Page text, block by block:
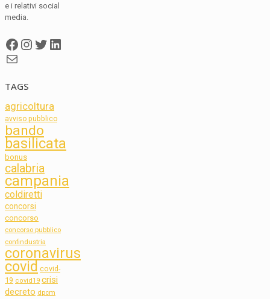
e i relativi social
media.
Facebook
Instagram
Twitter
LinkedIn
Mail
TAGS
agricoltura
avviso pubblico
bando
basilicata
bonus
calabria
campania
coldiretti
concorsi
concorso
concorso pubblico
confindustria
coronavirus
covid covid-
19 covid19 crisi
decreto dpcm